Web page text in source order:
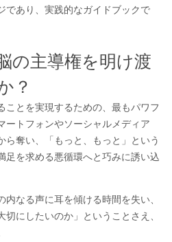
であり、実践的なガイドブックで
の主導権を明け渡
？
ことを実現するための、最もパワフ
ートフォンやソーシャルメディア
ら奪い、「もっと、もっと」という
足を求める悪循環へと巧みに誘い込
なる声に耳を傾ける時間を失い、
切にしたいのか」ということさえ、